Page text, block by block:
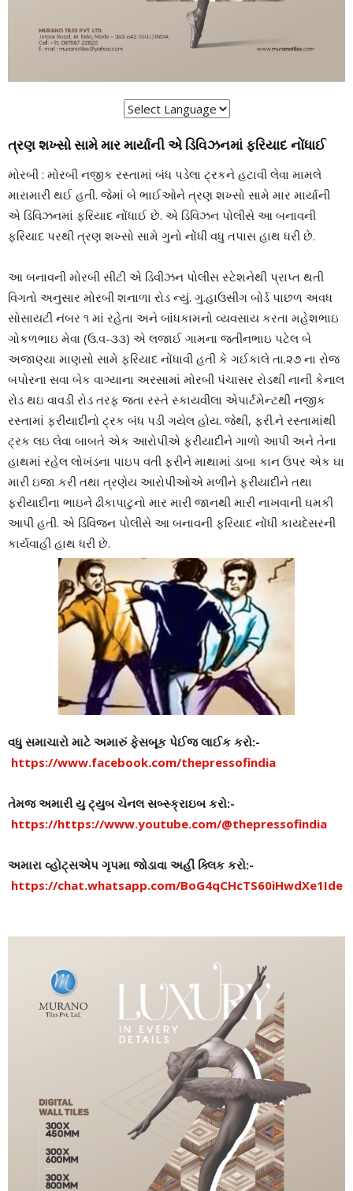
ત્રણ શખ્સો સામે માર માર્યાની એ ડિવિઝનમાં ફરિયાદ નોંધાઈ
મોરબી : મોરબી નજીક રસ્તામાં બંધ પડેલા ટ્રકને હટાવી લેવા મામલે
મારામારી થઈ હતી. જેમાં બે ભાઈઓને ત્રણ શખ્સો સામે માર માર્યાની
એ ડિવિઝનમાં ફરિયાદ નોંધાઈ છે. એ ડિવિઝન પોલીસે આ બનાવની
ફરિયાદ પરથી ત્રણ શખ્સો સામે ગુનો નોંધી વધુ તપાસ હાથ ધરી છે.
આ બનાવની મોરબી સીટી એ ડિવીઝન પોલીસ સ્ટેશનેથી પ્રાપ્ત થતી
વિગતો અનુસાર મોરબી શનાળા રોડ ન્યું. ગુ.હાઉસીંગ બોર્ડ પાછળ અવધ
સોસાયટી નંબર ૧ માં રહેતા અને બાંધકામનો વ્યવસાય કરતા મહેશભાઇ
ગોકળભાઇ મેવા (ઉ.વ-૩૩) એ લજાઈ ગામના જતીનભાઇ પટેલ બે
અજાણ્યા માણસો સામે ફરિયાદ નોંધાવી હતી કે ગઈકાલે તા.૨૭ ના રોજ
બપોરના સવા બેક વાગ્યાના અરસામાં મોરબી પંચાસર રોડથી નાની કેનાલ
રોડ થઇ વાવડી રોડ તરફ જતા રસ્તે સ્કાયવીલા એપાર્ટમેન્ટથી નજીક
રસ્તામાં ફરીયાદીનો ટ્રક બંધ પડી ગયેલ હોય. જેથી, ફરી.ને રસ્તામાંથી
ટ્રક લઇ લેવા બાબતે એક આરોપીએ ફરીયાદીને ગાળો આપી અને તેના
હાથમાં રહેલ લોખંડના પાઇપ વતી ફરીને માથામાં ડાબા કાન ઉપર એક ઘા
મારી ઇજા કરી તથા ત્રણેય આરોપીઓએ મળીને ફરીયાદીને તથા
ફરીયાદીના ભાઇને ઢીકાપાટુનો માર મારી જાનથી મારી નાખવાની ઘમકી
આપી હતી. એ ડિવિજન પોલીસે આ બનાવની ફરિયાદ નોંધી કાયદેસરની
કાર્યવાહી હાથ ધરી છે.
વધુ સમાચારો માટે અમારું ફેસબૂક પેઈજ લાઈક કરો:-
https://www.facebook.com/thepressofindia
તેમજ અમારી યુ ટ્યુબ ચેનલ સબ્સ્ક્રાઇબ કરો:-
https://https://www.youtube.com/@thepressofindia
અમારા વ્હોટ્સએપ ગૃપમા જોડાવા અહીં ક્લિક કરો:-
https://chat.whatsapp.com/BoG4qCHcTS60iHwdXe1Ide